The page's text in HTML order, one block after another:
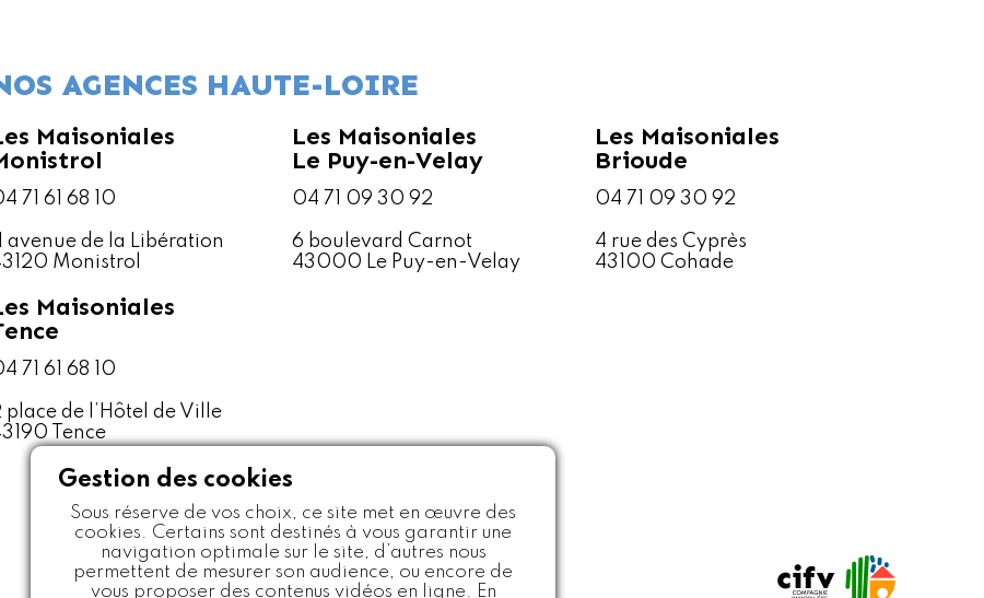
AGENCES HAUTE-LOIRE
Maisoniales
71 61 68 10
11 avenue de la Libération
Monistrol
Les Maisoniales
Le Puy-en-Velay
04 71 09 30 92
6 boulevard Carnot
43000 Le Puy-en-Velay
Les Maisoniales
Brioude
04 71 09 30 92
4 rue des Cyprès
43100 Cohade
Maisoniales
71 61 68 10
place de l’Hôtel de Ville
Tence
Gestion des cookies
Sous réserve de vos choix, ce site met en œuvre des
cookies. Certains sont destinés à vous garantir une
navigation optimale sur le site, d’autres nous
permettent de mesurer son audience, ou encore de
vous proposer des contenus vidéos en ligne. En